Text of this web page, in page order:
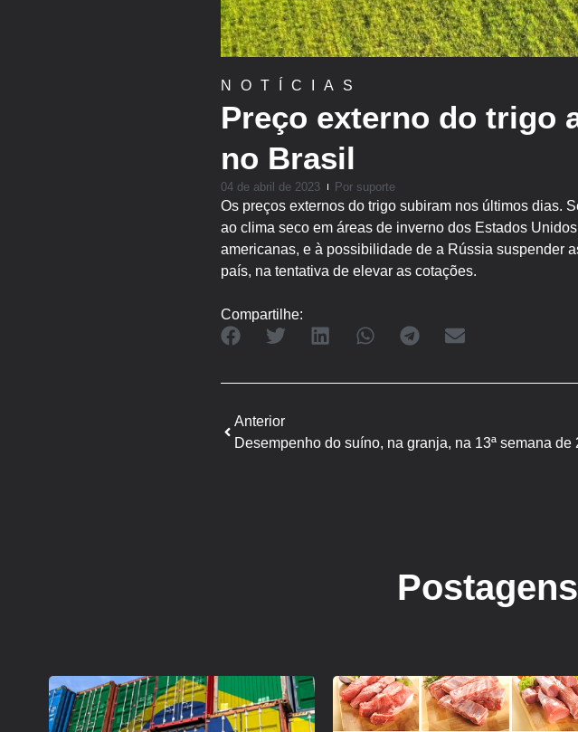
NOTÍCIAS
Preço externo do trigo
no Brasil
04 de abril de 2023 Por suporte
Os preços externos do trigo subiram nos últimos dias.
ao clima seco em áreas de inverno dos Estados
americanas, e à possibilidade de a Rússia suspender
país, na tentativa de elevar as cotações.
Compartilhe:
Anterior